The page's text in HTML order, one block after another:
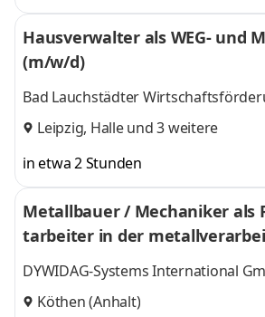
Hausverwalter als WEG- und
(m/w/d)
Bad Lauchstädter
Leipzig, Halleund 3 weitere
in etwa 2 Stunden
Metallbauer / Mechaniker als
tarbeiter in der
rie (alle
DYWIDAG-Systems International
Köthen (Anhalt)